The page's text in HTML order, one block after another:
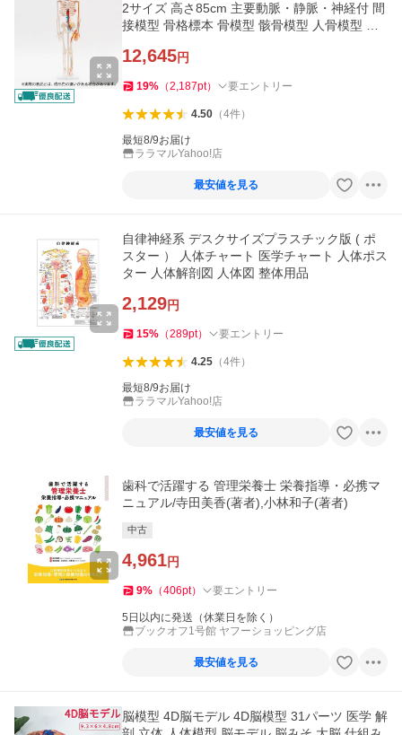
2サイズ 高さ85cm 主要動脈・静脈・神経付 間
接模型 骨格標本 骨模型 骸骨模型 人骨模型 骨
12,645円
19% （2,187pt） 要エントリー
4.50（4件）
最短8/9お届け
ララマルYahoo!店
最安値を見る
自律神経系 デスクサイズプラスチック版 ( ポ
スター ） 人体チャート 医学チャート 人体ポス
ター 人体解剖図 人体図 整体用品
2,129円
15% （289pt） 要エントリー
4.25（4件）
最短8/9お届け
ララマルYahoo!店
最安値を見る
歯科で活躍する 管理栄養士 栄養指導・必携マ
ニュアル/寺田美香(著者),小林和子(著者)
中古
4,961円
9% （406pt） 要エントリー
5日以内に発送（休業日を除く）
ブックオフ1号館 ヤフーショッピング店
最安値を見る
脳模型 4D脳モデル 4D脳模型 31パーツ 医学 解